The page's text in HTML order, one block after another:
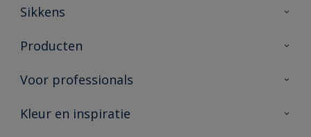
Sikkens
Over Sikkens
Duurzaamheid
Producten
Producten voor binnen
Vind je verkooppunt
Voor professionals
Advies & service
Kleur en inspiratie